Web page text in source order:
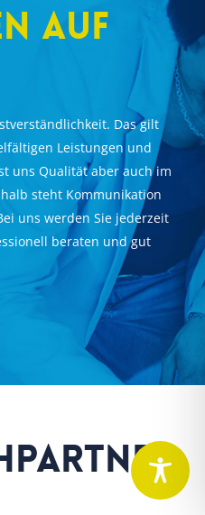
auf
Das gilt
Leistungen und
uns Qualität aber auch im
steht Kommunikation
uns werden Sie jederzeit
beraten und gut